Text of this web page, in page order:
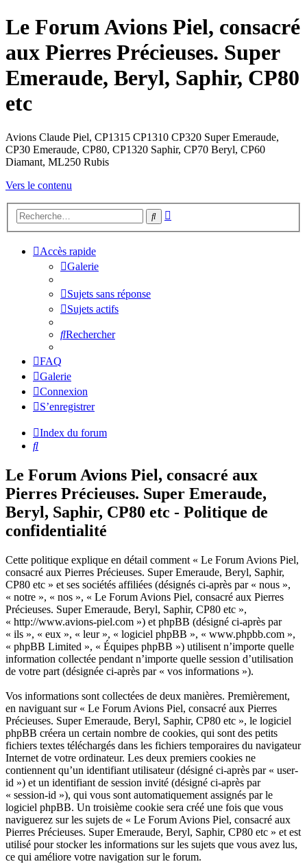
Le Forum Avions Piel, consacré
aux Pierres Précieuses. Super
Emeraude, Beryl, Saphir, CP80
etc
Avions Claude Piel, CP1315 CP1310 CP320 Super Emeraude,
CP30 Emeraude, CP80, CP1320 Saphir, CP70 Beryl, CP60
Diamant, ML250 Rubis
Vers le contenu
Rechercher
Accès rapide
Galerie
Sujets sans réponse
Sujets actifs
Rechercher
FAQ
Galerie
Connexion
S’enregistrer
Index du forum
Rechercher
Le Forum Avions Piel, consacré aux
Pierres Précieuses. Super Emeraude,
Beryl, Saphir, CP80 etc - Politique de
confidentialité
Cette politique explique en détail comment « Le Forum Avions Piel,
consacré aux Pierres Précieuses. Super Emeraude, Beryl, Saphir,
CP80 etc » et ses sociétés affiliées (désignés ci-après par « nous »,
« notre », « nos », « Le Forum Avions Piel, consacré aux Pierres
Précieuses. Super Emeraude, Beryl, Saphir, CP80 etc »,
« http://www.avions-piel.com ») et phpBB (désigné ci-après par
« ils », « eux », « leur », « logiciel phpBB », « www.phpbb.com »,
« phpBB Limited », « Équipes phpBB ») utilisent n’importe quelle
information collectée pendant n’importe quelle session d’utilisation
de votre part (désignée ci-après par « vos informations »).
Vos informations sont collectées de deux manières. Premièrement,
en naviguant sur « Le Forum Avions Piel, consacré aux Pierres
Précieuses. Super Emeraude, Beryl, Saphir, CP80 etc », le logiciel
phpBB créera un certain nombre de cookies, qui sont des petits
fichiers textes téléchargés dans les fichiers temporaires du navigateur
Internet de votre ordinateur. Les deux premiers cookies ne
contiennent qu’un identifiant utilisateur (désigné ci-après par « user-
id ») et un identifiant de session invité (désigné ci-après par
« session-id »), qui vous sont automatiquement assignés par le
logiciel phpBB. Un troisième cookie sera créé une fois que vous
naviguerez sur les sujets de « Le Forum Avions Piel, consacré aux
Pierres Précieuses. Super Emeraude, Beryl, Saphir, CP80 etc » et est
utilisé pour stocker les informations sur les sujets que vous avez lus,
ce qui améliore votre navigation sur le forum.